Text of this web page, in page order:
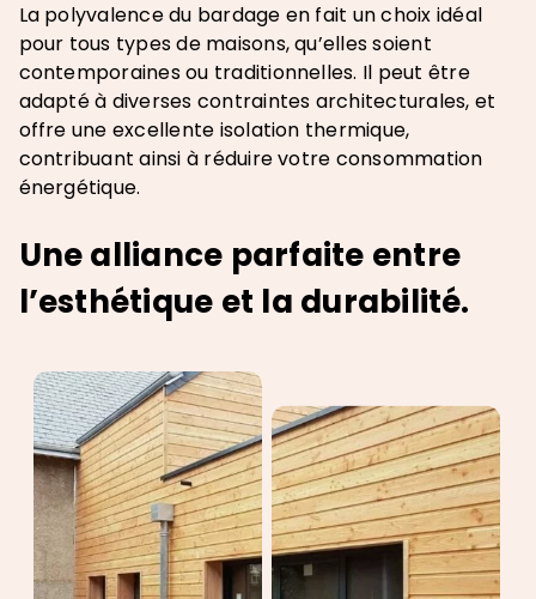
La polyvalence du bardage en fait un choix idéal
pour tous types de maisons, qu’elles soient
contemporaines ou traditionnelles. Il peut être
adapté à diverses contraintes architecturales, et
offre une excellente isolation thermique,
contribuant ainsi à réduire votre consommation
énergétique.
Une alliance parfaite entre
l’esthétique et la durabilité.